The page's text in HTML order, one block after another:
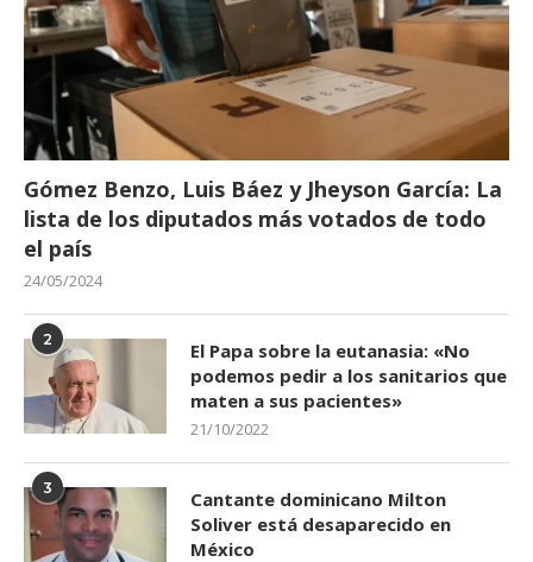
Gómez Benzo, Luis Báez y Jheyson García: La
lista de los diputados más votados de todo
el país
24/05/2024
2
El Papa sobre la eutanasia: «No
podemos pedir a los sanitarios que
maten a sus pacientes»
21/10/2022
3
Cantante dominicano Milton
Soliver está desaparecido en
México